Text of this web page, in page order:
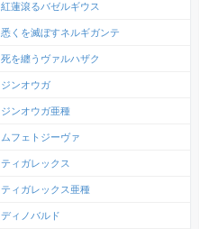
紅蓮滾るバゼルギウス
悉くを滅ぼすネルギガンテ
死を纏うヴァルハザク
ジンオウガ
ジンオウガ亜種
ムフェトジーヴァ
ティガレックス
ティガレックス亜種
ディノバルド